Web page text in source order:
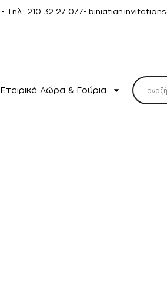
• Τηλ.: 210 32 27 077•
Εταιρικά Δώρα & Γούρια